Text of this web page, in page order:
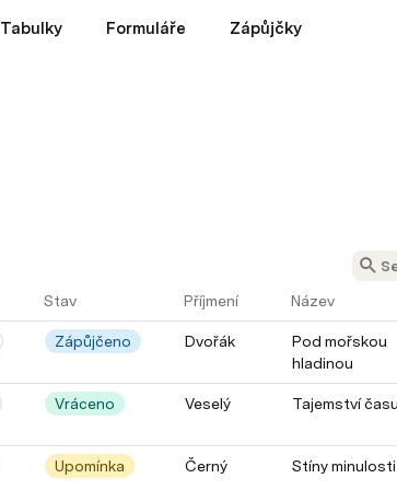
Tabulky Formuláře Zápůjčky
Stav Příjmení Název
Zápůjčeno Dvořák
Pod mořskou
hladinou
Vráceno Veselý Tajemství času
Upomínka Černý Stíny minulosti